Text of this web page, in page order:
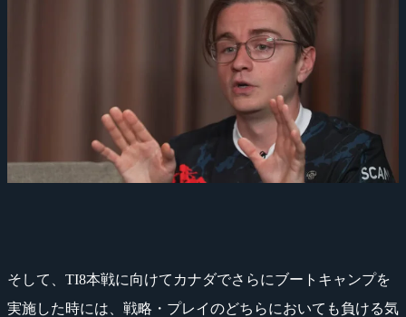
そして、TI8本戦に向けてカナダでさらにブートキャンプを
実施した時には、戦略・プレイのどちらにおいても負ける気